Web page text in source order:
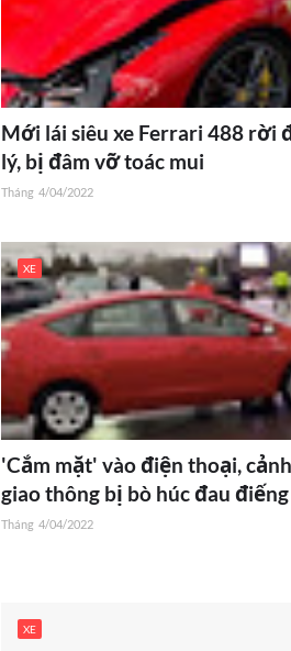
Mới lái siêu xe Ferrari 488 rời
lý, bị đâm vỡ toác mui
Tháng 4/04/2022
XE
'Cắm mặt' vào điện thoại,
giao thông bị bò húc đau điếng
Tháng 4/04/2022
XE